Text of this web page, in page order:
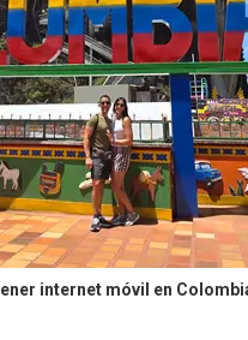
internet móvil en